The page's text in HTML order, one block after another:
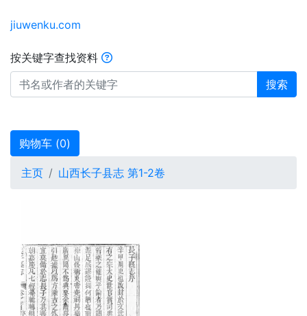
jiuwenku.com
按关键字查找资料
搜索
购物车 (0)
主页 山西长子县志 第1-2卷